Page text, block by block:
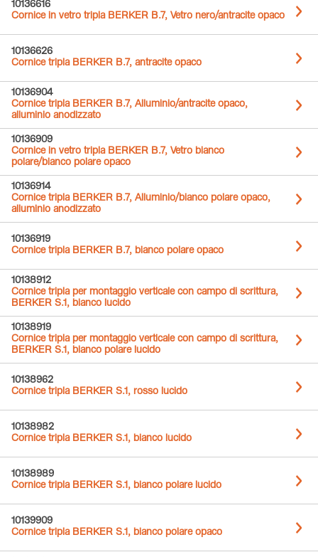
10136616
Cornice in vetro tripla BERKER B.7, Vetro nero/antracite opaco
10136626
Cornice tripla BERKER B.7, antracite opaco
10136904
Cornice tripla BERKER B.7, Alluminio/antracite opaco,
alluminio anodizzato
10136909
Cornice in vetro tripla BERKER B.7, Vetro bianco
polare/bianco polare opaco
10136914
Cornice tripla BERKER B.7, Alluminio/bianco polare opaco,
alluminio anodizzato
10136919
Cornice tripla BERKER B.7, bianco polare opaco
10138912
Cornice tripla per montaggio verticale con campo di scrittura,
BERKER S.1, bianco lucido
10138919
Cornice tripla per montaggio verticale con campo di scrittura,
BERKER S.1, bianco polare lucido
10138962
Cornice tripla BERKER S.1, rosso lucido
10138982
Cornice tripla BERKER S.1, bianco lucido
10138989
Cornice tripla BERKER S.1, bianco polare lucido
10139909
Cornice tripla BERKER S.1, bianco polare opaco